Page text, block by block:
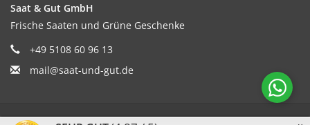
Saat & Gut GmbH
Frische Saaten und Grüne Geschenke
+49 5108 60 96 13
mail@saat-und-gut.de
© Copyright 2026 Saat & Gut - Powered by